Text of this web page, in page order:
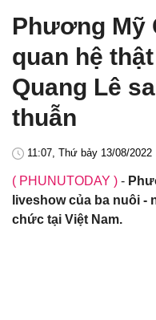
Phương Mỹ
quan hệ
Quang Lê
thuẫn
11:07, Thứ bảy 13/08/2022
( PHUNUTODAY ) -
liveshow của ba nuôi -
chức tại Việt Nam.